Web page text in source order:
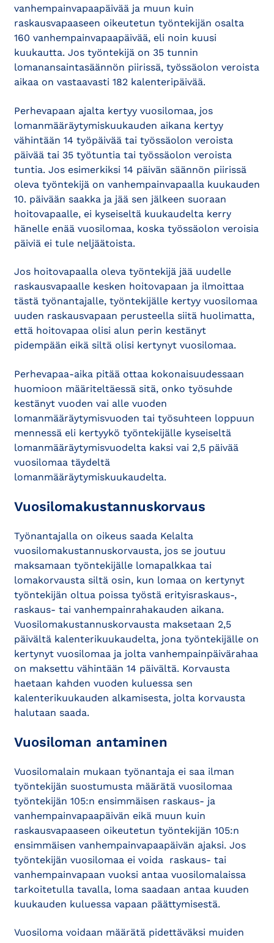
vanhempainvapaapäivää ja muun kuin
raskausvapaaseen oikeutetun työntekijän osalta
160 vanhempainvapaapäivää, eli noin kuusi
kuukautta. Jos työntekijä on 35 tunnin
lomanansaintasäännön piirissä, työssäolon veroista
aikaa on vastaavasti 182 kalenteripäivää.
Perhevapaan ajalta kertyy vuosilomaa, jos
lomanmääräytymiskuukauden aikana kertyy
vähintään 14 työpäivää tai työssäolon veroista
päivää tai 35 työtuntia tai työssäolon veroista
tuntia. Jos esimerkiksi 14 päivän säännön piirissä
oleva työntekijä on vanhempainvapaalla kuukauden
10. päivään saakka ja jää sen jälkeen suoraan
hoitovapaalle, ei kyseiseltä kuukaudelta kerry
hänelle enää vuosilomaa, koska työssäolon veroisia
päiviä ei tule neljäätoista.
Jos hoitovapaalla oleva työntekijä jää uudelle
raskausvapaalle kesken hoitovapaan ja ilmoittaa
tästä työnantajalle, työntekijälle kertyy vuosilomaa
uuden raskausvapaan perusteella siitä huolimatta,
että hoitovapaa olisi alun perin kestänyt
pidempään eikä siltä olisi kertynyt vuosilomaa.
Perhevapaa-aika pitää ottaa kokonaisuudessaan
huomioon määriteltäessä sitä, onko työsuhde
kestänyt vuoden vai alle vuoden
lomanmääräytymisvuoden tai työsuhteen loppuun
mennessä eli kertyykö työntekijälle kyseiseltä
lomanmääräytymisvuodelta kaksi vai 2,5 päivää
vuosilomaa täydeltä
lomanmääräytymiskuukaudelta.
Vuosilomakustannuskorvaus
Työnantajalla on oikeus saada Kelalta
vuosilomakustannuskorvausta, jos se joutuu
maksamaan työntekijälle lomapalkkaa tai
lomakorvausta siltä osin, kun lomaa on kertynyt
työntekijän oltua poissa työstä erityisraskaus-,
raskaus- tai vanhempainrahakauden aikana.
Vuosilomakustannuskorvausta maksetaan 2,5
päivältä kalenterikuukaudelta, jona työntekijälle on
kertynyt vuosilomaa ja jolta vanhempainpäivärahaa
on maksettu vähintään 14 päivältä. Korvausta
haetaan kahden vuoden kuluessa sen
kalenterikuukauden alkamisesta, jolta korvausta
halutaan saada.
Vuosiloman antaminen
Vuosilomalain mukaan työnantaja ei saa ilman
työntekijän suostumusta määrätä vuosilomaa
työntekijän 105:n ensimmäisen raskaus- ja
vanhempainvapaapäivän eikä muun kuin
raskausvapaaseen oikeutetun työntekijän 105:n
ensimmäisen vanhempainvapaapäivän ajaksi. Jos
työntekijän vuosilomaa ei voida raskaus- tai
vanhempainvapaan vuoksi antaa vuosilomalaissa
tarkoitetulla tavalla, loma saadaan antaa kuuden
kuukauden kuluessa vapaan päättymisestä.
Vuosiloma voidaan määrätä pidettäväksi muiden